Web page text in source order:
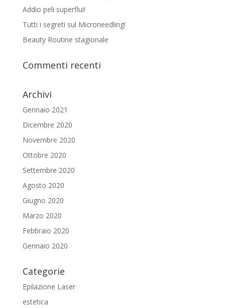
Addio peli superflui!
Tutti i segreti sul Microneedling!
Beauty Routine stagionale
Commenti recenti
Archivi
Gennaio 2021
Dicembre 2020
Novembre 2020
Ottobre 2020
Settembre 2020
Agosto 2020
Giugno 2020
Marzo 2020
Febbraio 2020
Gennaio 2020
Categorie
Epilazione Laser
estetica